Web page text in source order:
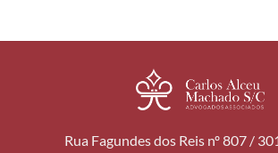
Rua Fagundes dos Reis nº 807 /